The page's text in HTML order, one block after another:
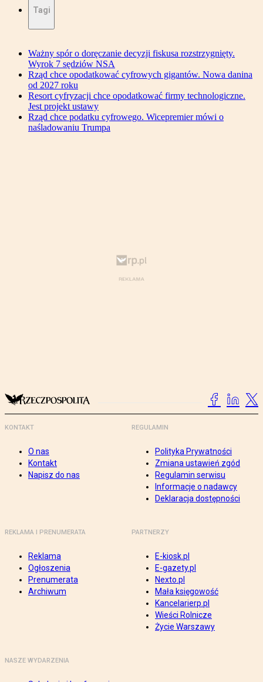
Tagi
Ważny spór o doręczanie decyzji fiskusa rozstrzygnięty.
Wyrok 7 sędziów NSA
Rząd chce opodatkować cyfrowych gigantów. Nowa danina
od 2027 roku
Resort cyfryzacji chce opodatkować firmy technologiczne.
Jest projekt ustawy
Rząd chce podatku cyfrowego. Wicepremier mówi o
naśladowaniu Trumpa
KONTAKT
O nas
Kontakt
Napisz do nas
REGULAMIN
Polityka Prywatności
Zmiana ustawień zgód
Regulamin serwisu
Informacje o nadawcy
Deklaracja dostępności
REKLAMA I PRENUMERATA
Reklama
Ogłoszenia
Prenumerata
Archiwum
PARTNERZY
E-kiosk.pl
E-gazety.pl
Nexto.pl
Mała księgowość
Kancelarierp.pl
Wieści Rolnicze
Życie Warszawy
NASZE WYDARZENIA